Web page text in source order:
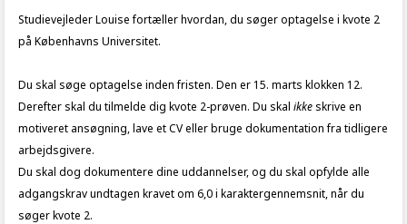
Studievejleder Louise fortæller hvordan, du søger optagelse i kvote 2
på Københavns Universitet.
Du skal søge optagelse inden fristen. Den er 15. marts klokken 12.
Derefter skal du tilmelde dig kvote 2-prøven. Du skal ikke skrive en
motiveret ansøgning, lave et CV eller bruge dokumentation fra tidligere
arbejdsgivere.
Du skal dog dokumentere dine uddannelser, og du skal opfylde alle
adgangskrav undtagen kravet om 6,0 i karaktergennemsnit, når du
søger kvote 2.